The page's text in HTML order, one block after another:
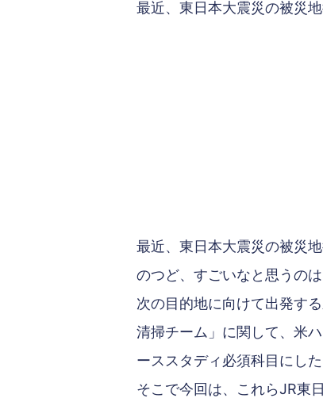
最近、東日本大震災の被災
最近、東日本大震災の被災
のつど、すごいなと思うの
次の目的地に向けて出発す
清掃チーム」に関して、米
ーススタディ必須科目にした
そこで今回は、これらJR東